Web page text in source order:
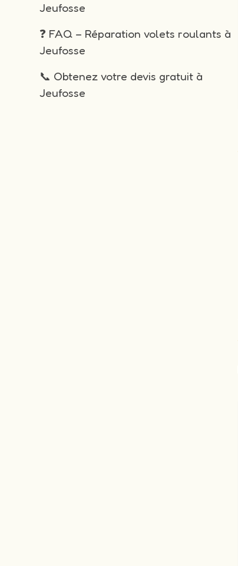
Jeufosse
❓ FAQ – Réparation volets roulants à
Jeufosse
📞 Obtenez votre devis gratuit à
Jeufosse